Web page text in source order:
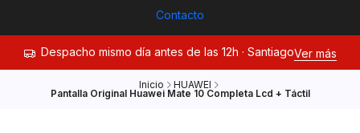
Contacto
Despacho mismo día antes de las 12h · SantiagoVer más
Inicio HUAWEI
Pantalla Original Huawei Mate 10 Completa Lcd + Táctil